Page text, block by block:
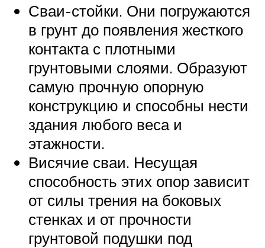
Сваи-стойки. Они погружаются
в грунт до появления жесткого
контакта с плотными
грунтовыми слоями. Образуют
самую прочную опорную
конструкцию и способны нести
здания любого веса и
этажности.
Висячие сваи. Несущая
способность этих опор зависит
от силы трения на боковых
стенках и от прочности
грунтовой подушки под